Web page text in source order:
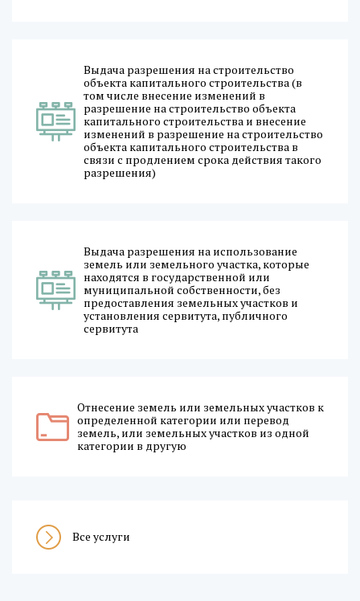
Выдача разрешения на строительство
объекта капитального строительства (в
том числе внесение изменений в
разрешение на строительство объекта
капитального строительства и внесение
изменений в разрешение на строительство
объекта капитального строительства в
связи с продлением срока действия такого
разрешения)
Выдача разрешения на использование
земель или земельного участка, которые
находятся в государственной или
муниципальной собственности, без
предоставления земельных участков и
установления сервитута, публичного
сервитута
Отнесение земель или земельных участков к
определенной категории или перевод
земель, или земельных участков из одной
категории в другую
Все услуги